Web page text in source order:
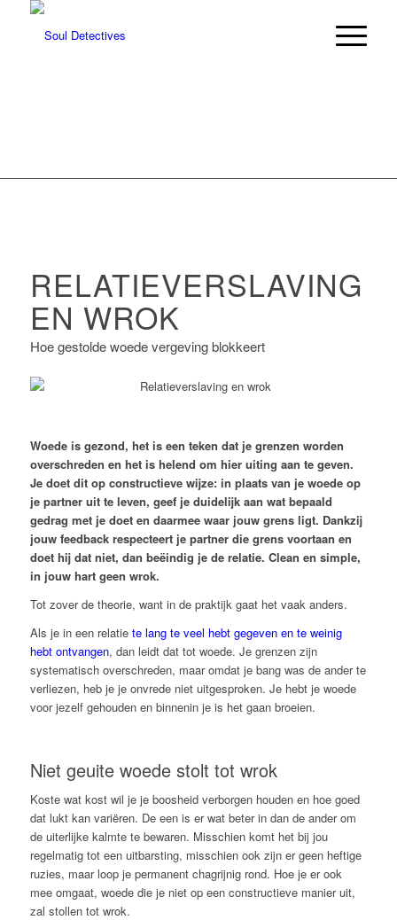
RELATIEVERSLAVING
EN WROK
Hoe gestolde woede vergeving blokkeert
Woede is gezond, het is een teken dat je grenzen worden
overschreden en het is helend om hier uiting aan te geven.
Je doet dit op constructieve wijze: in plaats van je woede op
je partner uit te leven, geef je duidelijk aan wat bepaald
gedrag met je doet en daarmee waar jouw grens ligt. Dankzij
jouw feedback respecteert je partner die grens voortaan en
doet hij dat niet, dan beëindig je de relatie. Clean en simple,
in jouw hart geen wrok.
Tot zover de theorie, want in de praktijk gaat het vaak anders.
Als je in een relatie te lang te veel hebt gegeven en te weinig
hebt ontvangen, dan leidt dat tot woede. Je grenzen zijn
systematisch overschreden, maar omdat je bang was de ander te
verliezen, heb je je onvrede niet uitgesproken. Je hebt je woede
voor jezelf gehouden en binnenin je is het gaan broeien.
Niet geuite woede stolt tot wrok
Koste wat kost wil je je boosheid verborgen houden en hoe goed
dat lukt kan variëren. De een is er wat beter in dan de ander om
de uiterlijke kalmte te bewaren. Misschien komt het bij jou
regelmatig tot een uitbarsting, misschien ook zijn er geen heftige
ruzies, maar loop je permanent chagrijnig rond. Hoe je er ook
mee omgaat, woede die je niet op een constructieve manier uit,
zal stollen tot wrok.